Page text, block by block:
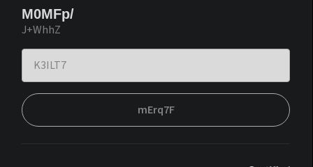
M0MFp/
J+WhhZ
mErq7F